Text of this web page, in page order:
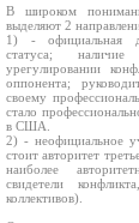
В широком
выделяют 2
1) - официальная
статуса;
урегулировании
оппонента;
своему
стало
в США.
2) - неофициальное
стоит авторитет
наиболее
свидетели
коллективов).